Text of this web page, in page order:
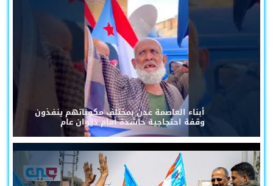
أبناء العاصمة عدن بمختلف مكوناتهم ينفذون
وقفة احتجاجية حاشدة أمام ديوان عام